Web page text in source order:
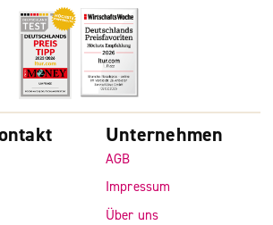
Unternehmen
AGB
Impressum
Über uns